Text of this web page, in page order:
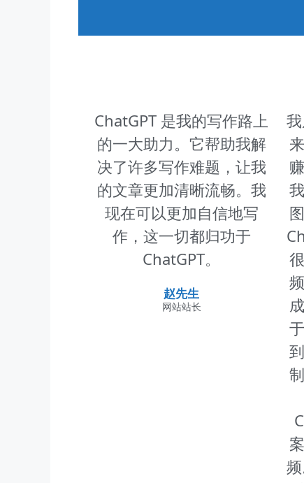
ChatGPT 是我的写作路上
的一大助力。它帮助我解
决了许多写作难题，让我
的文章更加清晰流畅。我
现在可以更加自信地写
作，这一切都归功于
ChatGPT。
赵先生
网站站长